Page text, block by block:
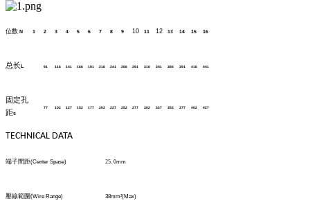
位数 N 1 2 3 4 5 6 7 8 9 10 11 12 13 14 15 16
总长 91 116 141 166 191 216 241 266 291 316 341 366 391 416 441
固定孔
距s
77 102 127 152 177 202 227 252 277 302 327 352 377 402 427
TECHNICAL DATA
端子間距(Center Spase) 25. 0mm
壓線範圍(Wire Range) 38mm²(Max)